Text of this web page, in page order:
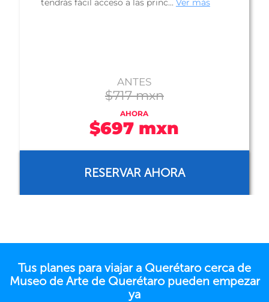
(antes Hotel Fiesta Americana Querétaro), está
CONSULTA TARIFA
Tus planes para viajar a Querétaro cerca de
Museo de Arte de Querétaro pueden empezar
ya